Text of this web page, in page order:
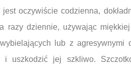
oczywiście codzienna,
razy dziennie, używając
lub z agresywnymi
i uszkodzić jej szkliwo.